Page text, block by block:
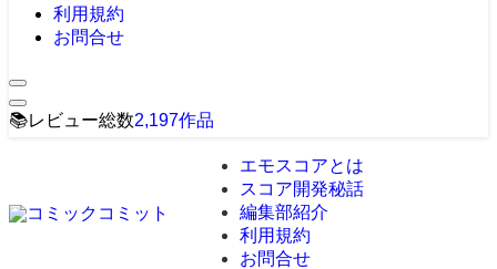
利用規約
お問合せ
📚レビュー総数2,197作品
エモスコアとは
スコア開発秘話
編集部紹介
利用規約
お問合せ